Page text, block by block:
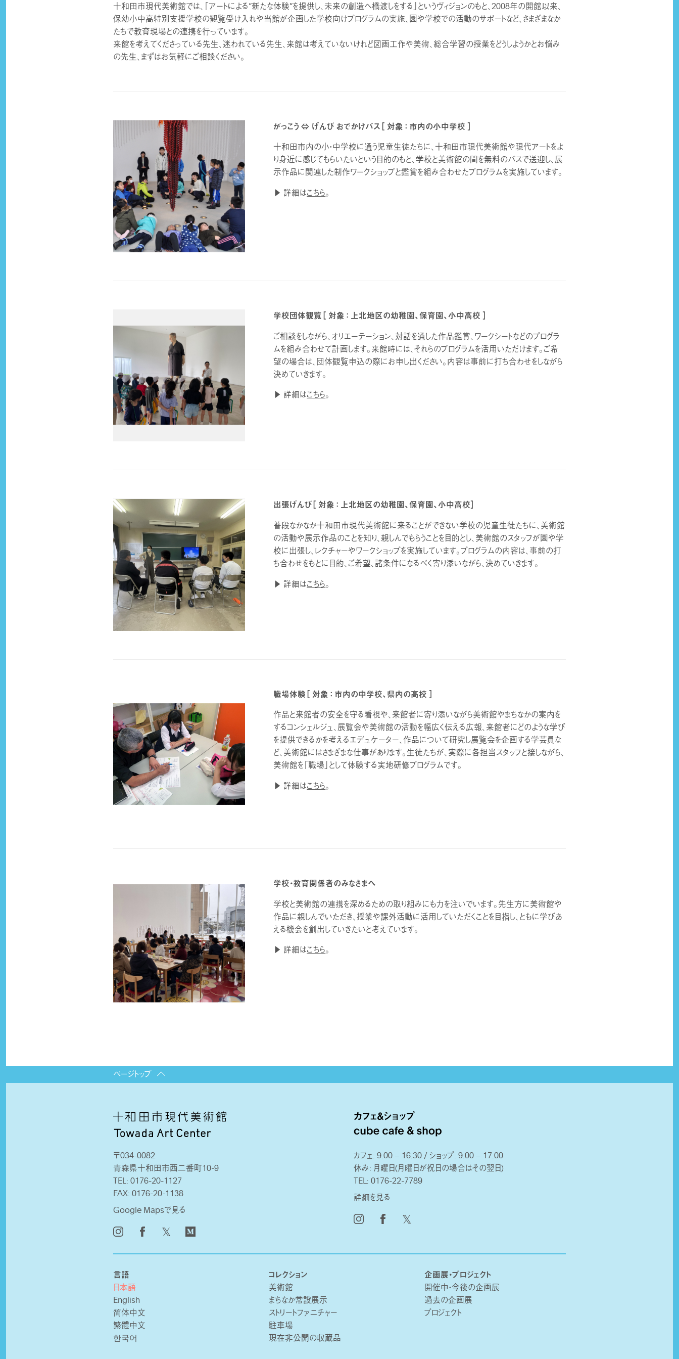
十和田市現代美術館では、「アートによる”新たな体験”を提供し、未来の創造へ橋渡しをする」というヴィジョンのもと、2008年の開館以来、
保幼小中高特別支援学校の観覧受け入れや当館が企画した学校向けプログラムの実施、園や学校での活動のサポートなど、さまざまなか
たちで教育現場との連携を行っています。
来館を考えてくださっている先生、迷われている先生、来館は考えていないけれど図画工作や美術、総合学習の授業をどうしようかとお悩み
の先生、まずはお気軽にご相談ください。
がっこう ⇔ げんび おでかけバス［ 対象 ： 市内の小中学校 ］
十和田市内の小・中学校に通う児童生徒たちに、十和田市現代美術館や現代アートをよ
り身近に感じてもらいたいという目的のもと、学校と美術館の間を無料のバスで送迎し、展
示作品に関連した制作ワークショップと鑑賞を組み合わせたプログラムを実施しています。
▶ 詳細はこちら。
学校団体観覧［ 対象 ： 上北地区の幼稚園、保育園、小中高校 ］
ご相談をしながら、オリエーテーション、対話を通した作品鑑賞、ワークシートなどのプログラ
ムを組み合わせて計画します。来館時には、それらのプログラムを活用いただけます。ご希
望の場合は、団体観覧申込の際にお申し出ください。内容は事前に打ち合わせをしながら
決めていきます。
▶ 詳細はこちら。
出張げんび［ 対象 ： 上北地区の幼稚園、保育園、小中高校］
普段なかなか十和田市現代美術館に来ることができない学校の児童生徒たちに、美術館
の活動や展示作品のことを知り、親しんでもらうことを目的とし、美術館のスタッフが園や学
校に出張し、レクチャーやワークショップを実施しています。プログラムの内容は、事前の打
ち合わせをもとに目的、ご希望、諸条件になるべく寄り添いながら、決めていきます。
▶ 詳細はこちら。
職場体験［ 対象 ： 市内の中学校、県内の高校 ］
作品と来館者の安全を守る看視や、来館者に寄り添いながら美術館やまちなかの案内を
するコンシェルジュ、展覧会や美術館の活動を幅広く伝える広報、来館者にどのような学び
を提供できるかを考えるエデュケーター、作品について研究し展覧会を企画する学芸員な
ど、美術館にはさまざまな仕事があります。生徒たちが、実際に各担当スタッフと接しながら、
美術館を「職場」として体験する実地研修プログラムです。
▶ 詳細はこちら。
学校・教育関係者のみなさまへ
学校と美術館の連携を深めるための取り組みにも力を注いでいます。先生方に美術館や
作品に親しんでいただき、授業や課外活動に活用していただくことを目指し、ともに学びあ
える機会を創出していきたいと考えています。
▶ 詳細はこちら。
ページトップ
〒034-0082
青森県十和田市西二番町10-9
TEL: 0176-20-1127
FAX: 0176-20-1138
Google Mapsで見る
𝕏
カフェ: 9:00 – 16:30 / ショップ: 9:00 – 17:00
休み: 月曜日(月曜日が祝日の場合はその翌日)
TEL: 0176-22-7789
詳細を見る
𝕏
言語
日本語
English
简体中文
繁體中文
한국어
コレクション
美術館
まちなか常設展示
ストリートファニチャー
駐車場
現在非公開の収蔵品
企画展・プロジェクト
開催中・今後の企画展
過去の企画展
プロジェクト